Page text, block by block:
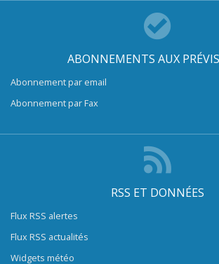
ABONNEMENTS AUX
Abonnement par email
Abonnement par Fax
RSS ET DONNÉES
Flux RSS alertes
Flux RSS actualités
Widgets météo